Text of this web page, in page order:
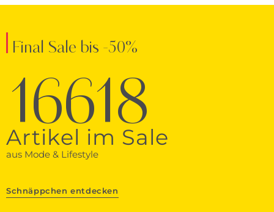
Final Sale bis -50%
16618
Artikel im Sale
aus Mode & Lifestyle
Schnäppchen entdecken